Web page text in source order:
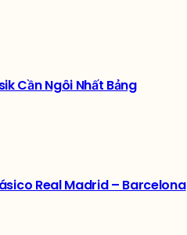
Cần Ngôi Nhất Bảng
Real Madrid – Barcelona